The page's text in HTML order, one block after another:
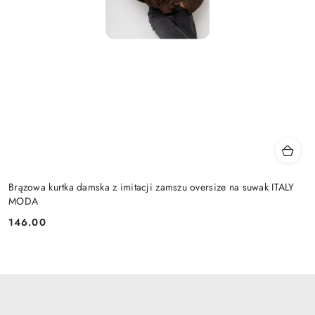
Brązowa kurtka damska z imitacji zamszu oversize na suwak ITALY
MODA
Cena:
146.00